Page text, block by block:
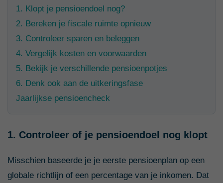
1. Klopt je pensioendoel nog?
2. Bereken je fiscale ruimte opnieuw
3. Controleer sparen en beleggen
4. Vergelijk kosten en voorwaarden
5. Bekijk je verschillende pensioenpotjes
6. Denk ook aan de uitkeringsfase
Jaarlijkse pensioencheck
1. Controleer of je pensioendoel nog klopt
Misschien baseerde je je eerste pensioenplan op een
globale richtlijn of een percentage van je inkomen. Dat